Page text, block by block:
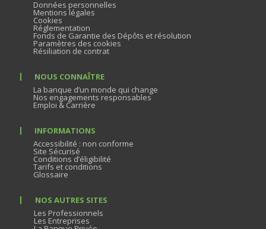
Données personnelles
Mentions légales
Cookies
Réglementation
Fonds de Garantie des Dépôts et résolution
Paramètres des cookies
Résiliation de contrat
NOUS CONNAÎTRE
La banque d’un monde qui change
Nos engagements responsables
Emploi & Carrière
INFORMATIONS
Accessibilité : non conforme
Site Sécurisé
Conditions d’éligibilité
Tarifs et conditions
Glossaire
NOS AUTRES SITES
Les Professionnels
Les Entreprises